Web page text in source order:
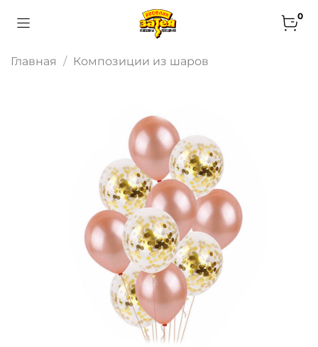
0
Главная Композиции из шаров